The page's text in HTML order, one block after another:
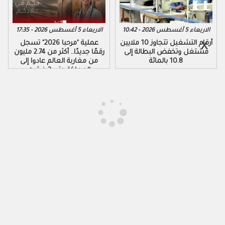
الاربعاء 5 أغسطس 2026 - 17:35
عملية "مرحبا 2026" تسجل
رقمًا جديدًا.. أكثر من 2.74 مليون
من مغاربة العالم عادوا إلى
المملكة حتى 3 غشت
الاربعاء 5 أغسطس 2026 - 10:42
أرقام التشغيل تتجاوز 10 ملايين
مشتغل وتخفض البطالة إلى
10.8 بالمائة